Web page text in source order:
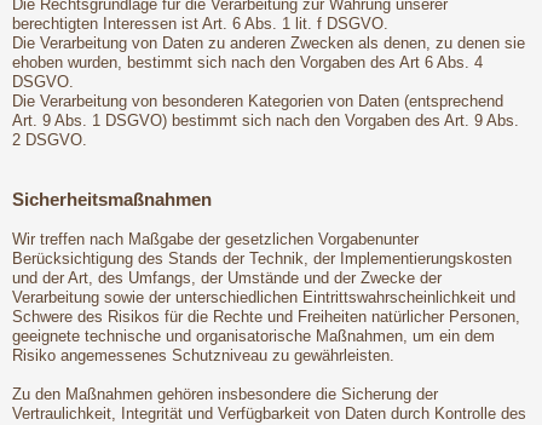
Die Rechtsgrundlage für die Verarbeitung zur Wahrung unserer
berechtigten Interessen ist Art. 6 Abs. 1 lit. f DSGVO.
Die Verarbeitung von Daten zu anderen Zwecken als denen, zu denen sie
ehoben wurden, bestimmt sich nach den Vorgaben des Art 6 Abs. 4
DSGVO.
Die Verarbeitung von besonderen Kategorien von Daten (entsprechend
Art. 9 Abs. 1 DSGVO) bestimmt sich nach den Vorgaben des Art. 9 Abs.
2 DSGVO.
Sicherheitsmaßnahmen
Wir treffen nach Maßgabe der gesetzlichen Vorgabenunter
Berücksichtigung des Stands der Technik, der Implementierungskosten
und der Art, des Umfangs, der Umstände und der Zwecke der
Verarbeitung sowie der unterschiedlichen Eintrittswahrscheinlichkeit und
Schwere des Risikos für die Rechte und Freiheiten natürlicher Personen,
geeignete technische und organisatorische Maßnahmen, um ein dem
Risiko angemessenes Schutzniveau zu gewährleisten.
Zu den Maßnahmen gehören insbesondere die Sicherung der
Vertraulichkeit, Integrität und Verfügbarkeit von Daten durch Kontrolle des